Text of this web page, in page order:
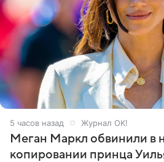
5 часов назад Журнал OK!
Меган Маркл обвинили в
копировании принца